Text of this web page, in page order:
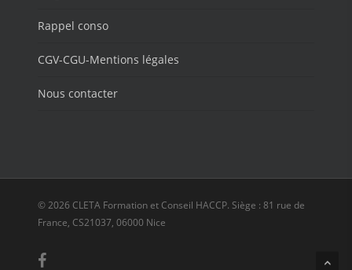
Rappel conso
CGV-CGU-Mentions légales
Nous contacter
© 2026 CLETA Formation et Conseil HACCP. Siège : 81 rue de
France, CS21037, 06000 Nice
facebook